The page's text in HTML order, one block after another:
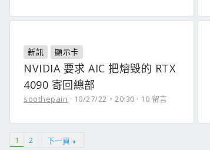
新訊 顯示卡
NVIDIA 要求 AIC 把熔毀的 RTX
4090 寄回總部
soothepain 10/27/22，20:30 10 留言
1 2 下一頁